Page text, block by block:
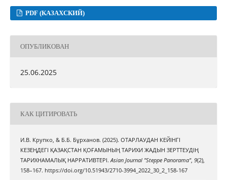
PDF (КАЗАХСКИЙ)
ОПУБЛИКОВАН
25.06.2025
КАК ЦИТИРОВАТЬ
И.В. Крупко, & Б.Б. Бұрханов. (2025). ОТАРЛАУДАН КЕЙІНГІ
КЕЗЕҢДЕГІ ҚАЗАҚСТАН ҚОҒАМЫНЫҢ ТАРИХИ ЖАДЫН ЗЕРТТЕУДІҢ
ТАРИХНАМАЛЫҚ НАРРАТИВТЕРІ.Asian Journal "Steppe Panorama", 9(2),
158–167. https://doi.org/10.51943/2710-3994_2022_30_2_158-167